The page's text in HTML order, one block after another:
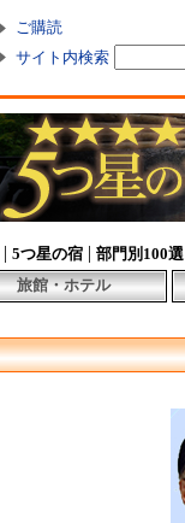
ご購読
サイト内検索
| 5つ星の宿 | 部門別100選
旅館・ホテル